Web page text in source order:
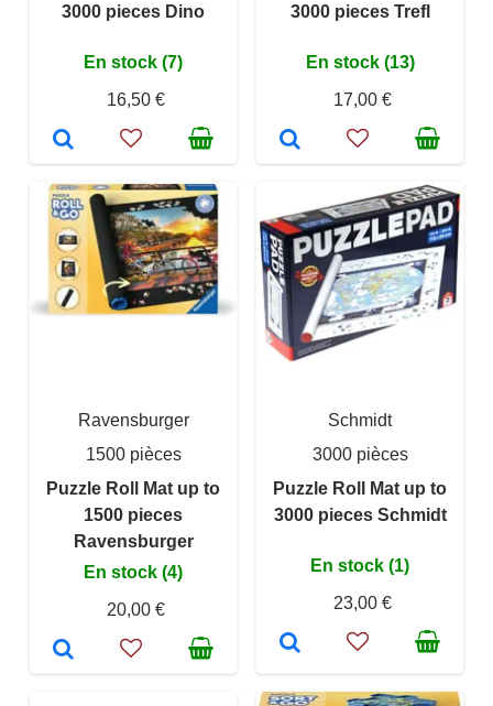
3000 pieces Dino
En stock (7)
16,50 €
3000 pieces Trefl
En stock (13)
17,00 €
Ravensburger
1500 pièces
Puzzle Roll Mat up to
1500 pieces
Ravensburger
En stock (4)
20,00 €
Schmidt
3000 pièces
Puzzle Roll Mat up to
3000 pieces Schmidt
En stock (1)
23,00 €